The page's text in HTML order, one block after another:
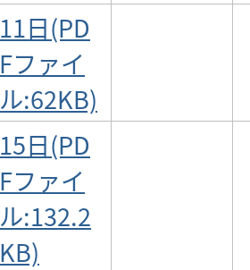
11日(PD
Fファイ
ル:62KB)
15日(PD
Fファイ
ル:132.2
KB)